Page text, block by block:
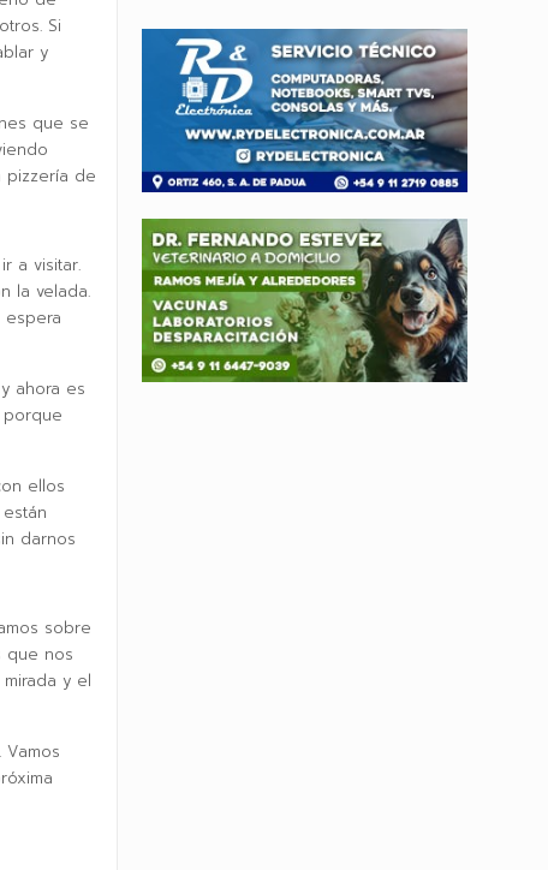
Si
y
que se
pizzería de
a visitar.
la velada.
espera
ahora es
porque
ellos
darnos
sobre
que nos
y el